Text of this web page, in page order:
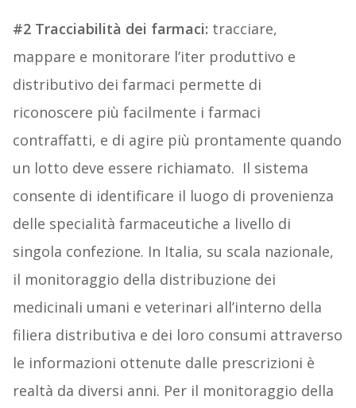
#2 Tracciabilità dei farmaci: tracciare,
mappare e monitorare l’iter produttivo e
distributivo dei farmaci permette di
riconoscere più facilmente i farmaci
contraffatti, e di agire più prontamente quando
un lotto deve essere richiamato. Il sistema
consente di identificare il luogo di provenienza
delle specialità farmaceutiche a livello di
singola confezione. In Italia, su scala nazionale,
il monitoraggio della distribuzione dei
medicinali umani e veterinari all’interno della
filiera distributiva e dei loro consumi attraverso
le informazioni ottenute dalle prescrizioni è
realtà da diversi anni. Per il monitoraggio della